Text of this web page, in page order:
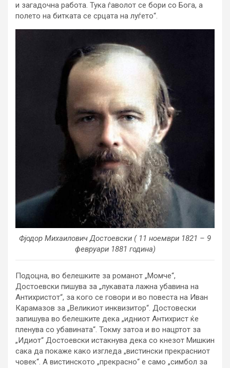
и загадочна работа. Тука ѓаволот се бори со Бога, а
полето на битката се срцата на луѓето“.
Фјодор Михаилович Достоевски ( 11 ноември 1821 – 9
февруари 1881 година)
Подоцна, во белешките за романот „Момче“,
Достоевски пишува за „лукавата лажна убавина на
Антихристот“, за кого се говори и во повеста на Иван
Карамазов за „Великиот инквизитор“. Достовески
запишува во белешките дека „идниот Антихрист ќе
пленува со убавината“. Токму затоа и во нацртот за
„Идиот“ Достоевски истакнува дека со кнезот Мишкин
сака да покаже како изгледа „вистински прекрасниот
човек“. А вистинското „прекрасно“ е само „симбол за